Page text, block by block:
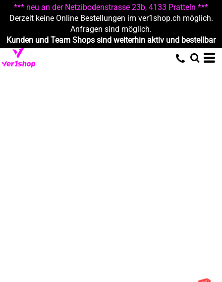
*** neu an der Netzibodenstrasse 23b, 4133 Pratteln ***
Derzeit keine Online Bestellungen im ver1shop.ch möglich.
Anfragen sind möglich.
Kunden und Team Shops sind weiterhin aktiv und bestellbar